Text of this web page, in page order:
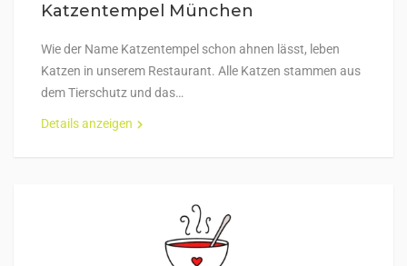
Katzentempel München
Wie der Name Katzentempel schon ahnen lässt, leben
Katzen in unserem Restaurant. Alle Katzen stammen aus
dem Tierschutz und das…
Details anzeigen